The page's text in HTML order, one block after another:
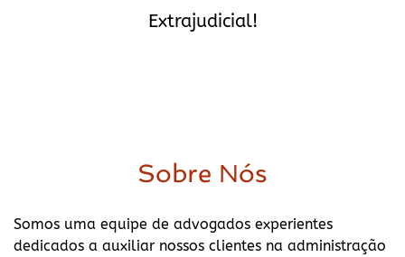
Extrajudicial!
Sobre Nós
Somos uma equipe de advogados experientes
dedicados a auxiliar nossos clientes na administração